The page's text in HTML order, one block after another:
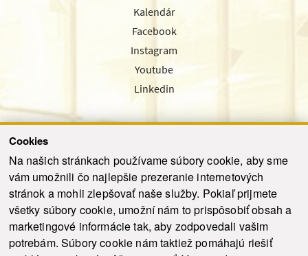
Cookies
Na našich stránkach používame súbory cookie, aby sme
vám umožnili čo najlepšie prezeranie internetových
stránok a mohli zlepšovať naše služby. Pokiaľ prijmete
všetky súbory cookie, umožní nám to prispôsobiť obsah a
marketingové informácie tak, aby zodpovedali vašim
potrebám. Súbory cookie nám taktiež pomáhajú riešiť
Kalendár
Facebook
Instagram
Youtube
Linkedin
Odoslať